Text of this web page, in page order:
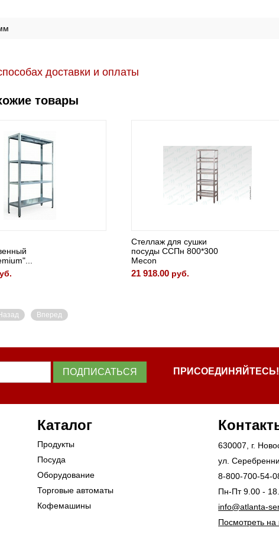
доставки и оплаты
товары
Вперед
ПОДПИСАТЬСЯ ПРИСОЕДИНЯЙТЕСЬ!
Каталог
Продукты
Посуда
Оборудование
Торговые автоматы
Кофемашины
630007 , г.
ул.
8-800-700-54-
Пн-Пт 9.00 -
info@atlanta-
Посмотреть на